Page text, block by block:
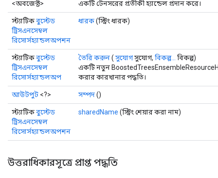
<অবজেক্ট>
একটি টেনসরের প্রতীকী হ্যান্ডেল প্রদান করে।
স্ট্যাটিকবুস্টেড
ট্রিসএনসেম্বল
রিসোর্সহ্যান্ডলঅপশন
ধারক(স্ট্রিং ধারক)
স্ট্যাটিকবুস্টেড
ট্রিসএনসেম্বল
রিসোর্সহ্যান্ডলঅপ
তৈরি করুন( সুযোগসুযোগ, বিকল্প...
বিকল্প)
একটি নতুন
করার কারখানার পদ্ধতি।
আউটপুট <?> সম্পদ()
স্ট্যাটিকবুস্টেড
ট্রিসএনসেম্বল
রিসোর্সহ্যান্ডলঅপশন
sharedName (স্ট্রিং শেয়ার করা নাম)
উত্তরাধিকারসূত্রে প্রাপ্ত পদ্ধতি